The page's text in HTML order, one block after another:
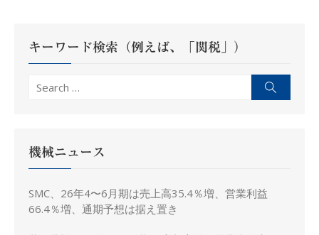
ョ
ン
キーワード検索（例えば、「関税」）
Search
機械ニュース
SMC、26年4〜6月期は売上高35.4％増、営業利益
66.4％増、通期予想は据え置き